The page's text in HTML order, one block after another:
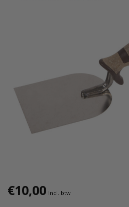
€10,00 Incl. btw